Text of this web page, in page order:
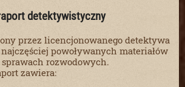
detektywistyczny
przez licencjonowanego detektywa
powoływanych materiałów
rozwodowych.
zawiera: